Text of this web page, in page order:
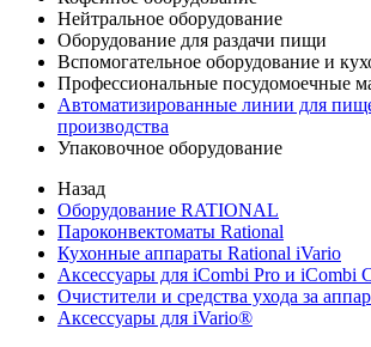
Нейтральное оборудование
Оборудование для раздачи пищи
Вспомогательное оборудование и
Профессиональные посудомоечные
Автоматизированные линии для
производства
Упаковочное оборудование
Назад
Оборудование RATIONAL
Пароконвектоматы Rational
Кухонные аппараты Rational iVario
Аксессуары для iCombi Pro и iCombi
Очистители и средства ухода за
Аксессуары для iVario®